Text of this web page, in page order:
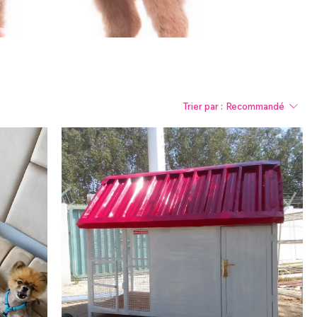
Trier par : Recommandé